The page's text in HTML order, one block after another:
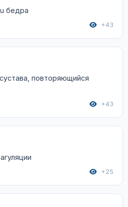
бедра
+43
повторяющийся
+43
+25